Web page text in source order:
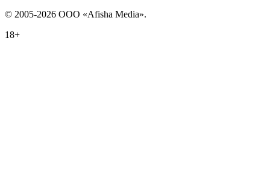
© 2005-2026 ООО «Afisha Media».
18+